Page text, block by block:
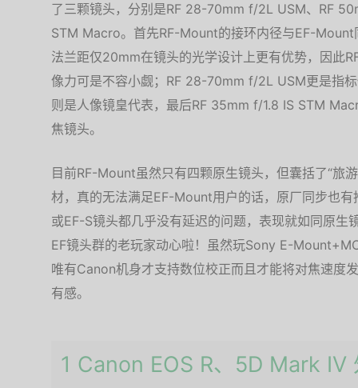
了三颗镜头，分别是RF 28-70mm f/2L USM、RF
STM Macro。首先RF-Mount的接环内径与EF-
法兰距仅20mm在镜头的光学设计上更有优势，因此
像力可是不容小觑；RF 28-70mm f/2L USM更是指
则是人像镜皇代表，最后RF 35mm f/1.8 IS STM
焦镜头。
目前RF-Mount虽然只有四颗原生镜头，但囊括了“旅
材，真的无法满足EF-Mount用户的话，原厂同步也有
或EF-S镜头都几乎没有延迟的问题，表现就如同原生
EF镜头群的老玩家动心啦！虽然玩Sony E-
唯有Canon机身才支持数位校正而且才能将对焦速度
有感。
1 Canon EOS R、5D Mark IV